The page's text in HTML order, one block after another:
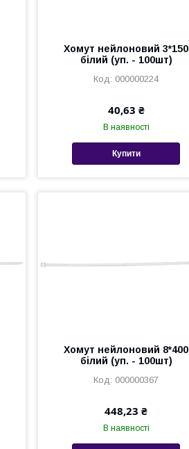
Хомут нейлоновий 3*150
білий (уп. - 100шт)
000000224
40,63 ₴
В наявності
Купити
Хомут нейлоновий 8*400
білий (уп. - 100шт)
000000367
448,23 ₴
В наявності